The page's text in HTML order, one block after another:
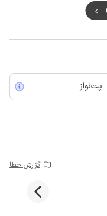
پت‌نواز
گزارش خطا